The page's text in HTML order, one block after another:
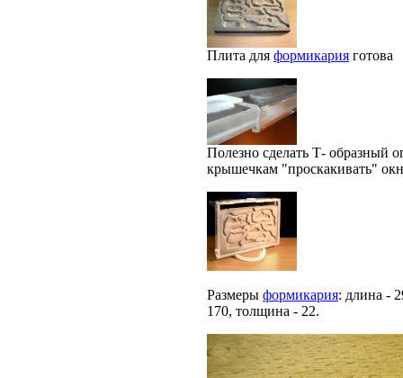
Плита для формикария готова
Полезно сделать Т- образный
крышечкам "проскакивать"
Размеры формикария: длина -
170, толщина - 22.